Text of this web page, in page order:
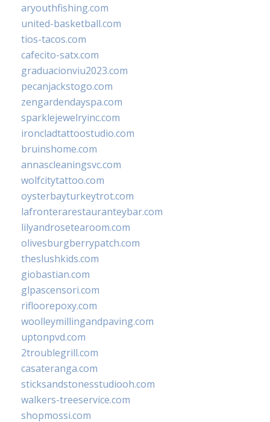
aryouthfishing.com
united-basketball.com
tios-tacos.com
cafecito-satx.com
graduacionviu2023.com
pecanjackstogo.com
zengardendayspa.com
sparklejewelryinc.com
ironcladtattoostudio.com
bruinshome.com
annascleaningsvc.com
wolfcitytattoo.com
oysterbayturkeytrot.com
lafronterarestauranteybar.com
lilyandrosetearoom.com
olivesburgberrypatch.com
theslushkids.com
giobastian.com
glpascensori.com
rifloorepoxy.com
woolleymillingandpaving.com
uptonpvd.com
2troublegrill.com
casateranga.com
sticksandstonesstudiooh.com
walkers-treeservice.com
shopmossi.com